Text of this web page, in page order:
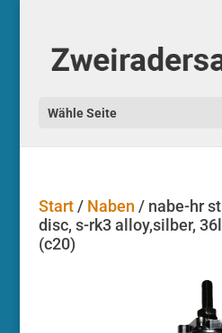
Start/ Naben / nabe-hr
disc, s-rk3 alloy,silber,
(c20)